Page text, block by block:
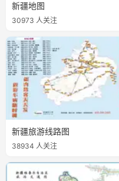
新疆地图
30973 人关注
新疆旅游线路图
38934 人关注